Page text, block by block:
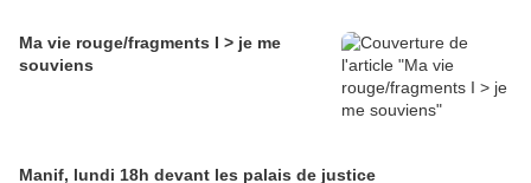
Ma vie rouge/fragments I > je me
souviens
Manif, lundi 18h devant les palais de justice